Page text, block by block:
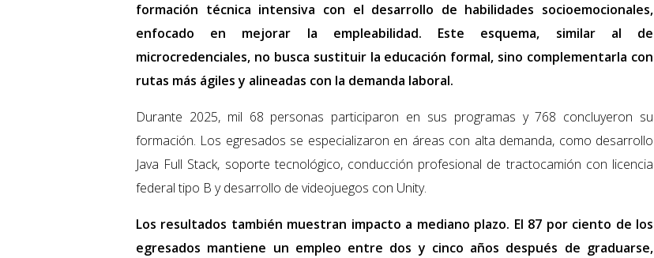
formación técnica intensiva con el desarrollo de habilidades socioemocionales,
enfocado en mejorar la empleabilidad. Este esquema, similar al de
microcredenciales, no busca sustituir la educación formal, sino complementarla con
rutas más ágiles y alineadas con la demanda laboral.
Durante 2025, mil 68 personas participaron en sus programas y 768 concluyeron su
formación. Los egresados se especializaron en áreas con alta demanda, como desarrollo
Java Full Stack, soporte tecnológico, conducción profesional de tractocamión con licencia
federal tipo B y desarrollo de videojuegos con Unity.
Los resultados también muestran impacto a mediano plazo. El 87 por ciento de los
egresados mantiene un empleo entre dos y cinco años después de graduarse,